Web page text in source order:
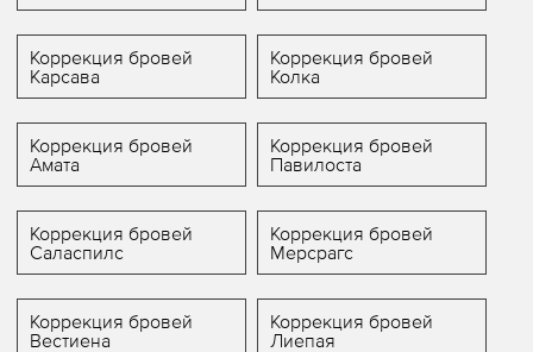
Коррекция бровей
Карсава
Коррекция бровей
Колка
Коррекция бровей
Амата
Коррекция бровей
Павилоста
Коррекция бровей
Саласпилс
Коррекция бровей
Мерсрагс
Коррекция бровей
Вестиена
Коррекция бровей
Лиепая